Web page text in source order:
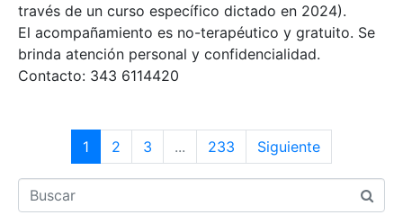
través de un curso específico dictado en 2024).
El acompañamiento es no-terapéutico y gratuito. Se
brinda atención personal y confidencialidad.
Contacto: 343 6114420
1 2 3 ... 233 Siguiente